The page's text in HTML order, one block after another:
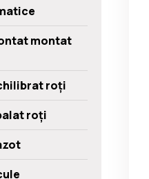
montat
roți
roți